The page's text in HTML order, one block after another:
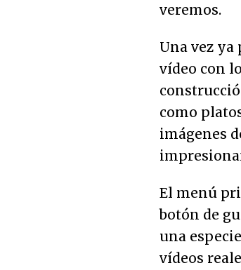
veremos.
Una vez ya
vídeo con
como
imágenes
El menú
botón de
una
vídeos